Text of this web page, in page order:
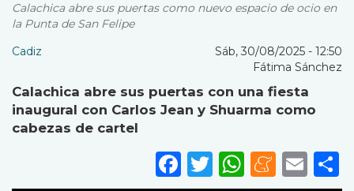
Calachica abre sus puertas como nuevo espacio de ocio en
la Punta de San Felipe
Cadiz
Sáb, 30/08/2025 - 12:50
Fátima Sánchez
Calachica abre sus puertas con una fiesta
inaugural con Carlos Jean y Shuarma como
cabezas de cartel
Facebook
Twitter